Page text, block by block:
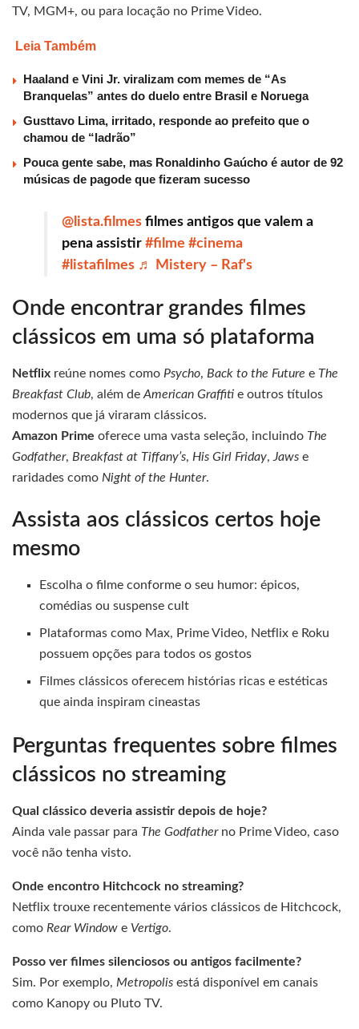
TV, MGM+, ou para locação no Prime Video.
Leia Também
Haaland e Vini Jr. viralizam com memes de “As
Branquelas” antes do duelo entre Brasil e Noruega
Gusttavo Lima, irritado, responde ao prefeito que o
chamou de “ladrão”
Pouca gente sabe, mas Ronaldinho Gaúcho é autor de 92
músicas de pagode que fizeram sucesso
@lista.filmes filmes antigos que valem a
pena assistir #filme #cinema
#listafilmes ♬ Mistery – Raf's
Onde encontrar grandes filmes
clássicos em uma só plataforma
Netflix reúne nomes como Psycho, Back to the Future e The
Breakfast Club, além de American Graffiti e outros títulos
modernos que já viraram clássicos.
Amazon Prime oferece uma vasta seleção, incluindo The
Godfather, Breakfast at Tiffany’s, His Girl Friday, Jaws e
raridades como Night of the Hunter.
Assista aos clássicos certos hoje
mesmo
Escolha o filme conforme o seu humor: épicos,
comédias ou suspense cult
Plataformas como Max, Prime Video, Netflix e Roku
possuem opções para todos os gostos
Filmes clássicos oferecem histórias ricas e estéticas
que ainda inspiram cineastas
Perguntas frequentes sobre filmes
clássicos no streaming
Qual clássico deveria assistir depois de hoje?
Ainda vale passar para The Godfatherno Prime Video, caso
você não tenha visto.
Onde encontro Hitchcock no streaming?
Netflix trouxe recentemente vários clássicos de Hitchcock,
como Rear Window e Vertigo.
Posso ver filmes silenciosos ou antigos facilmente?
Sim. Por exemplo, Metropolis está disponível em canais
como Kanopy ou Pluto TV.